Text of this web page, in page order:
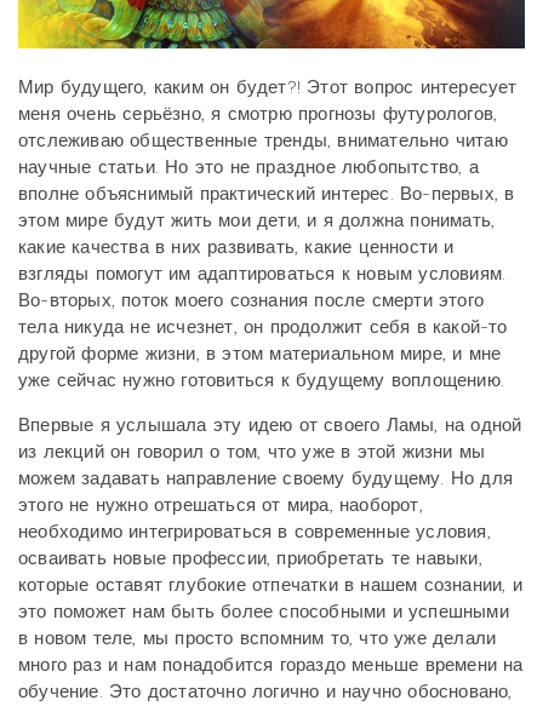
Мир будущего, каким он будет?! Этот вопрос интересует
меня очень серьёзно, я смотрю прогнозы футурологов,
отслеживаю общественные тренды, внимательно читаю
научные статьи. Но это не праздное любопытство, а
вполне объяснимый практический интерес. Во-первых, в
этом мире будут жить мои дети, и я должна понимать,
какие качества в них развивать, какие ценности и
взгляды помогут им адаптироваться к новым условиям.
Во-вторых, поток моего сознания после смерти этого
тела никуда не исчезнет, он продолжит себя в какой-то
другой форме жизни, в этом материальном мире, и мне
уже сейчас нужно готовиться к будущему воплощению.
Впервые я услышала эту идею от своего Ламы, на одной
из лекций он говорил о том, что уже в этой жизни мы
можем задавать направление своему будущему. Но для
этого не нужно отрешаться от мира, наоборот,
необходимо интегрироваться в современные условия,
осваивать новые профессии, приобретать те навыки,
которые оставят глубокие отпечатки в нашем сознании, и
это поможет нам быть более способными и успешными
в новом теле, мы просто вспомним то, что уже делали
много раз и нам понадобится гораздо меньше времени на
обучение. Это достаточно логично и научно обосновано,